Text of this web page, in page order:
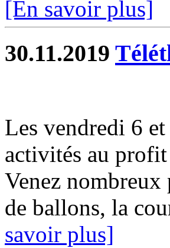
[En savoir plus]
30.11.2019
Les vendredi 6
activités au
Venez
de ballons, la
savoir plus]